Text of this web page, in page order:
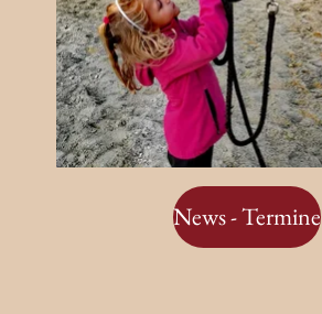
News - Termine